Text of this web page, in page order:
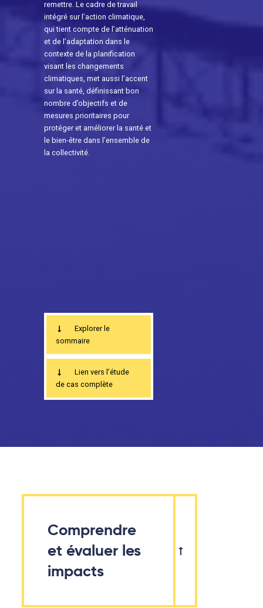
remettre. Le cadre de travail
intégré sur l’action climatique,
qui tient compte de l’atténuation
et de l’adaptation dans le
contexte de la planification
visant les changements
climatiques, met aussi l’accent
sur la santé, définissant bon
nombre d’objectifs et de
mesures prioritaires pour
protéger et améliorer la santé et
le bien-être dans l’ensemble de
la collectivité.
Explorer le
sommaire
Lien vers l’étude
de cas complète
Comprendre
et évaluer les
impacts